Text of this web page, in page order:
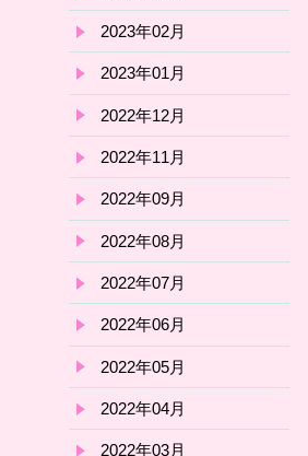
2023年02月
2023年01月
2022年12月
2022年11月
2022年09月
2022年08月
2022年07月
2022年06月
2022年05月
2022年04月
2022年03月